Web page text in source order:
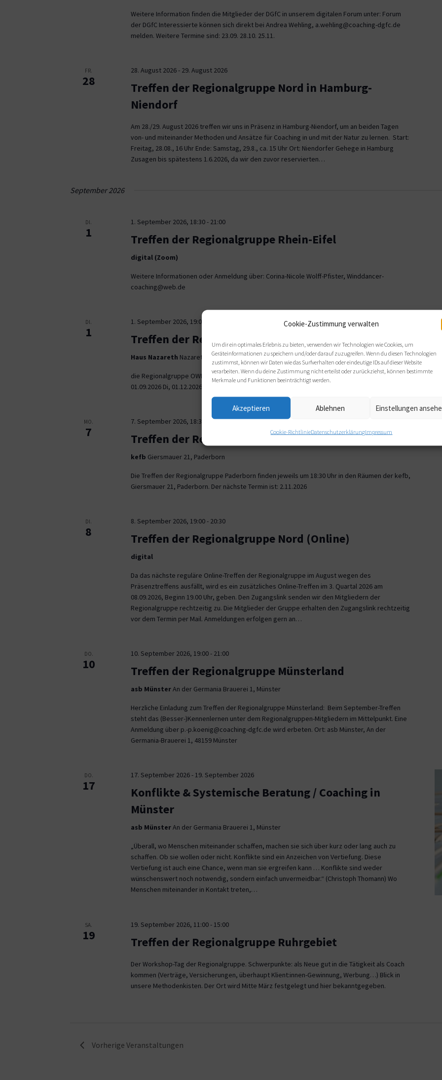
Cookie-Zustimmung verwalten
Um dir ein optimales Erlebnis zu bieten, verwenden wir Technologien wie Cookies, um
Geräteinformationen zu speichern und/oder darauf zuzugreifen. Wenn du diesen Technologien
zustimmst, können wir Daten wie das Surfverhalten oder eindeutige IDs auf dieser Website
verarbeiten. Wenn du deine Zustimmung nicht erteilst oder zurückziehst, können bestimmte
Merkmale und Funktionen beeinträchtigt werden.
Akzeptieren Ablehnen Einstellungen
Cookie-RichtlinieDatenschutzerklärungImpressum
Weitere Information finden die Mitglieder der DGfC in unserem digitalen Forum unter: Forum
der DGfC Interessierte können sich direkt bei Andrea Wehling, a.wehling@coaching-dgfc.de
melden. Weitere Termine sind: 23.09. 28.10. 25.11.
FR.
28
28. August 2026- 29. August 2026
Treffen der Regionalgruppe Nord in Hamburg-
Niendorf
Am 28./29. August 2026 treffen wir uns in Präsenz in Hamburg-Niendorf, um an beiden Tagen
von- und miteinander Methoden und Ansätze für Coaching in und mit der Natur zu lernen. Start:
Freitag, 28.08., 16 Uhr Ende: Samstag, 29.8., ca. 15 Uhr Ort: Niendorfer Gehege in Hamburg
Zusagen bis spätestens 1.6.2026, da wir den zuvor reservierten…
September 2026
DI.
1
1. September 2026, 18:30- 21:00
Treffen der Regionalgruppe Rhein-Eifel
digital (Zoom)
Weitere Informationen oder Anmeldung über: Corina-Nicole Wolff-Pfister, Winddancer-
coaching@web.de
DI.
1
1. September 2026, 19:00
Treffen der Regionalgruppe OWL
Haus Nazareth Nazarethweg 5, Bielefeld
die Regionalgruppe OWL trifft sich wie gewohnt im Haus Nazareth an folgenden Terminen: Di,
01.09.2026 Di, 01.12.2026 jeweils von 19 bis 21 Uhr.
MO.
7
7. September 2026, 18:30 21:30
Treffen der Regionalgruppe Paderborn
kefb Giersmauer 21, Paderborn
Die Treffen der Regionalgruppe Paderborn finden jeweils um 18:30 Uhr in den Räumen der kefb,
Giersmauer 21, Paderborn. Der nächste Termin ist: 2.11.2026
DI.
8
8. September 2026, 19:00- 20:30
Treffen der Regionalgruppe Nord (Online)
digital
Da das nächste reguläre Online-Treffen der Regionalgruppe im August wegen des
Präsenztreffens ausfällt, wird es ein zusätzliches Online-Treffen im 3. Quartal 2026 am
08.09.2026, Beginn 19.00 Uhr, geben. Den Zugangslink senden wir den Mitgliedern der
Regionalgruppe rechtzeitig zu. Die Mitglieder der Gruppe erhalten den Zugangslink rechtzeitig
vor dem Termin per Mail. Anmeldungen erfolgen gern an…
DO.
10
10. September 2026, 19:00- 21:00
Treffen der Regionalgruppe Münsterland
asb MünsterAn der Germania Brauerei 1, Münster
Herzliche Einladung zum Treffen der Regionalgruppe Münsterland: Beim September-Treffen
steht das (Besser-)Kennenlernen unter dem Regionalgruppen-Mitgliedern im Mittelpunkt. Eine
Anmeldung über p.-p.koenig@coaching-dgfc.de wird erbeten. Ort: asb Münster, An der
Germania-Brauerei 1, 48159 Münster
DO.
17
17. September 2026- 19. September 2026
Konflikte & Systemische Beratung / Coaching in
Münster
asb MünsterAn der Germania Brauerei 1, Münster
„Überall, wo Menschen miteinander schaffen, machen sie sich über kurz oder lang auch zu
schaffen. Ob sie wollen oder nicht. Konflikte sind ein Anzeichen von Vertiefung. Diese
Vertiefung ist auch eine Chance, wenn man sie ergreifen kann … Konflikte sind weder
wünschenswert noch notwendig, sondern einfach unvermeidbar.“ (Christoph Thomann) Wo
Menschen miteinander in Kontakt treten,…
SA.
19
19. September 2026, 11:00- 15:00
Treffen der Regionalgruppe Ruhrgebiet
Der Workshop-Tag der Regionalgruppe. Schwerpunkte: als Neue gut in die Tätigkeit als Coach
kommen (Verträge, Versicherungen, überhaupt Klient:innen-Gewinnung, Werbung…) Blick in
unsere Methodenkisten. Der Ort wird Mitte März festgelegt und hier bekanntgegeben.
Vorherige Veranstaltungen